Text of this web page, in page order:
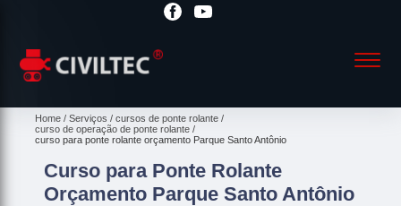
Home Serviços
cursos de ponte rolante
curso de operação de ponte rolante
curso para ponte rolante orçamento Parque Santo Antônio
Curso para Ponte Rolante
Orçamento Parque Santo Antônio